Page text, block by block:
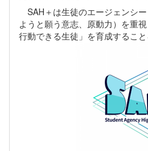
SAH＋は生徒のエージェンシ
ようと願う意志、原動力）を重
行動できる生徒」を育成すること